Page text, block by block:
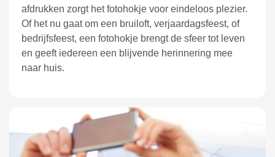
afdrukken zorgt het fotohokje voor eindeloos plezier.
Of het nu gaat om een bruiloft, verjaardagsfeest, of
bedrijfsfeest, een fotohokje brengt de sfeer tot leven
en geeft iedereen een blijvende herinnering mee
naar huis.